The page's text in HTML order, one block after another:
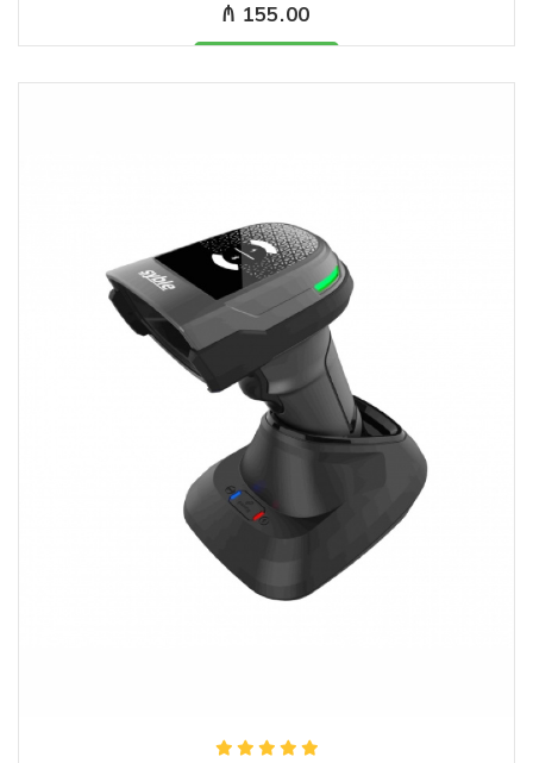
₼ 155.00
Məhsul mövcüddur